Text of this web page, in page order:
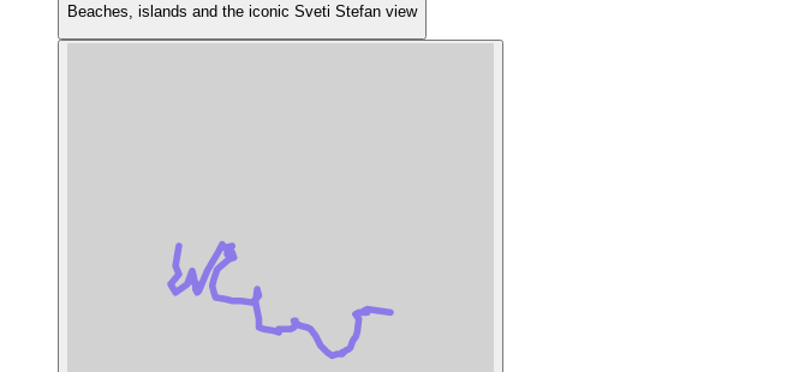
Beaches, islands and the iconic Sveti Stefan view